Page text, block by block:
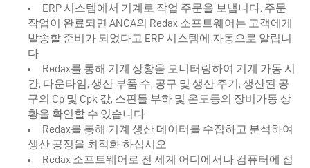
ERP 시스템에서 기계로 작업 주문을 보냅니다. 주문
작업이 완료되면 ANCA의 Redax 소프트웨어는 고객에게
발송할 준비가 되었다고 ERP 시스템에 자동으로 알립니
다
Redax를 통해 기계 상황을 모니터링하여 기계 가동 시
간, 다운타임, 생산 부품 수, 공구 및 생산 주기, 생산된 공
구의 Cp 및 Cpk 값, 스핀들 부하 및 온도등의 장비가동 상
황을 확인할 수 있습니다
Redax를 통해 기계 생산 데이터를 수집하고 분석하여
생산 공정을 최적화 하십시오
Redax 소프트웨어로 전 세계 어디에서나 컴퓨터에 접